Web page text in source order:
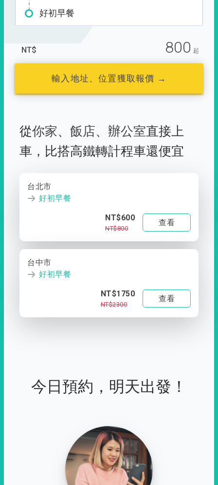
好初早餐
NT$ 800 起
輸入地址、位置獲取報價 →
從你家、 飯店、 辦公室直接上
車， 比搭高鐵轉計程車還便宜
台北市
好初早餐
NT$600
NT$800
查看
台中市
好初早餐
NT$1750
NT$2300
查看
今日預約，明天出發！